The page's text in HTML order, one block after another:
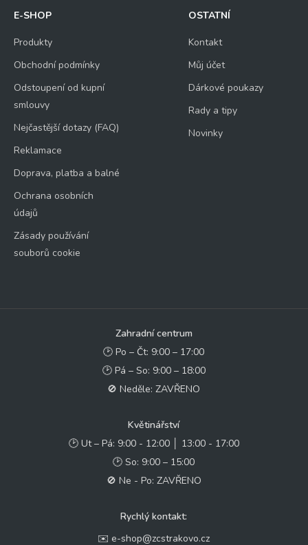
E-SHOP
Produkty
Obchodní podmínky
Odstoupení od kupní
smlouvy
Nejčastější dotazy (FAQ)
Reklamace
Doprava, platba a balné
Ochrana osobních
údajů
Zásady používání
souborů cookie
OSTATNÍ
Kontakt
Můj účet
Dárkové poukazy
Rady a tipy
Novinky
Zahradní centrum
🕑 Po – Čt: 9:00 – 17:00
🕑 Pá – So: 9:00 – 18:00
🚫 Neděle: ZAVŘENO
Květinářství
🕑 Ut – Pá: 9:00 - 12:00 │ 13:00 - 17:00
🕑 So: 9:00 – 15:00
🚫 Ne - Po: ZAVŘENO
Rychlý kontakt:
✉️ e-shop@zcstrakovo.cz